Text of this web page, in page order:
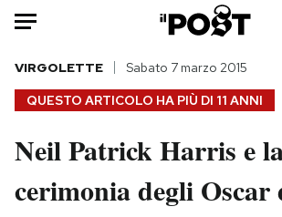
Auto
HOME
Italia
Politica
Moda
QUESTO ARTICOLO HA PIÙ DI 11 ANNI
VIRGOLETTE Sabato 7 marzo 2015
Neil Patrick Harris e
cerimonia degli Oscar